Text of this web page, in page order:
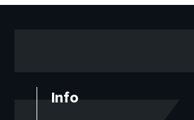
Info